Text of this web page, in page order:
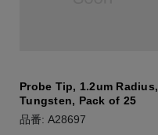
Probe Tip, 1.2um Radius,
Tungsten, Pack of 25
品番: A28697